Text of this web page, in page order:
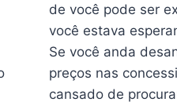
de você pode ser
você estava
Se você anda
preços nas
cansado de